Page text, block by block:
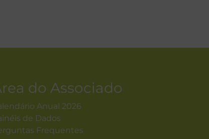
do Associado
Anual 2026
de Dados
Frequentes